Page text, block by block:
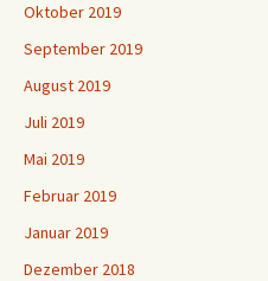
Oktober 2019
September 2019
August 2019
Juli 2019
Mai 2019
Februar 2019
Januar 2019
Dezember 2018